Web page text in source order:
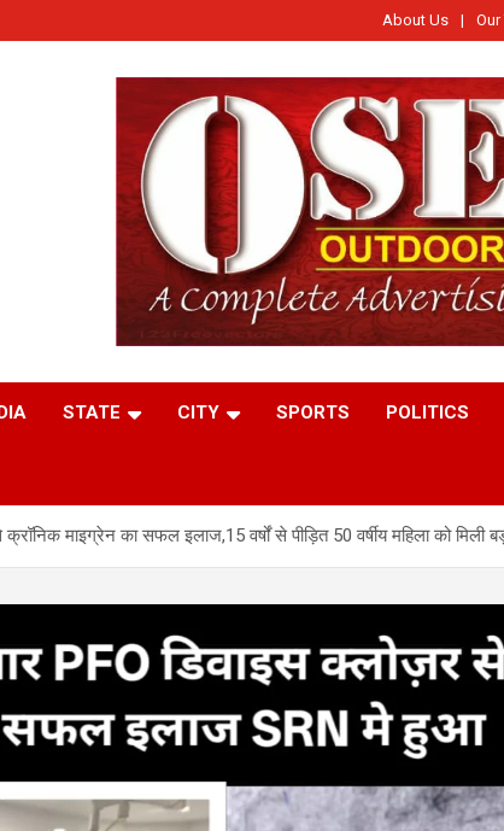
About Us Our
STATE CITY SPORTS POLITICS
माइग्रेन का सफल इलाज,15 वर्षों से पीड़ित 50 वर्षीय महिला को मिली